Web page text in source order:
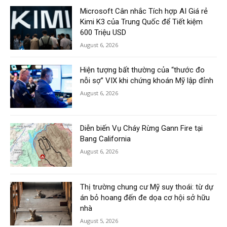
Microsoft Cân nhắc Tích hợp AI Giá rẻ
Kimi K3 của Trung Quốc để Tiết kiệm
600 Triệu USD
August 6, 2026
Hiện tượng bất thường của “thước đo
nỗi sợ” VIX khi chứng khoán Mỹ lập đỉnh
August 6, 2026
Diễn biến Vụ Cháy Rừng Gann Fire tại
Bang California
August 6, 2026
Thị trường chung cư Mỹ suy thoái: từ dự
án bỏ hoang đến đe dọa cơ hội sở hữu
nhà
August 5, 2026